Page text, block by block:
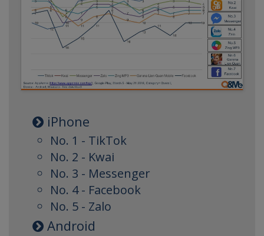
iPhone
No. 1 - TikTok
No. 2 - Kwai
No. 3 - Messenger
No. 4 - Facebook
No. 5 - Zalo
Android